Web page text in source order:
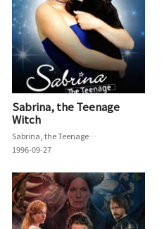
Sabrina, the Teenage
Witch
Sabrina, the Teenage Witch
1996-09-27